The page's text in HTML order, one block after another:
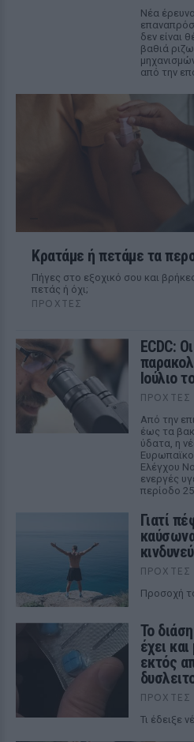
Νέα
δεν είναι
βαθιά
από την
Κρατάμε ή πετάμε τα
Πήγες στο εξοχικό σου και
πετάς ή όχι;
ΠΡΟΧΤΈΣ
ECDC:
Ιούλιο
ΠΡΟΧΤΈΣ
Από την
έως τα
ύδατα, η
Ελέγχου
ενεργές
περίοδο
Γιατί
ΠΡΟΧΤΈΣ
Προσοχή
Το
έχει
εκτός
ΠΡΟΧΤΈΣ
Τι έδειξε